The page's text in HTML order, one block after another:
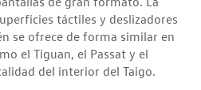
táctiles y deslizadores
se ofrece de forma similar en
el Tiguan, el Passat y el
del interior del Taigo.